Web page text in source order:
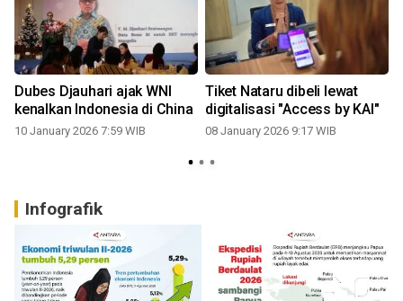
Dubes Djauhari ajak WNI
kenalkan Indonesia di China
10 January 2026 7:59 WIB
Tiket Nataru dibeli lewat
digitalisasi "Access by KAI"
08 January 2026 9:17 WIB
Infografik